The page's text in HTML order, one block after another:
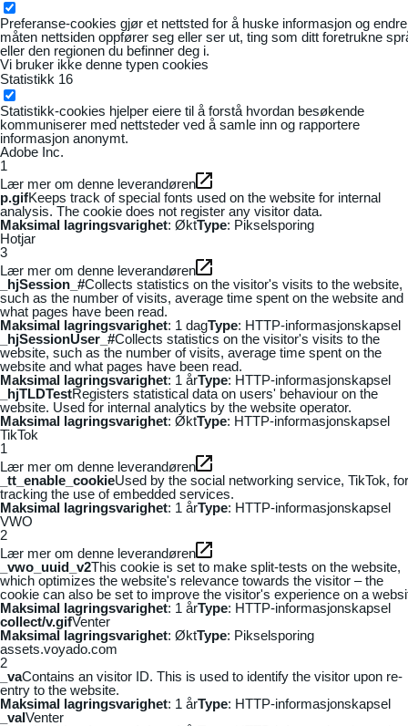
Preferanse-cookies gjør et nettsted for å huske informasjon og
måten nettsiden oppfører seg eller ser ut, ting som ditt foretrukne
eller den regionen du befinner deg i.
Vi bruker ikke denne typen cookies
Statistikk 16
Statistikk-cookies hjelper eiere til å forstå hvordan besøkende
kommuniserer med nettsteder ved å samle inn og rapportere
informasjon anonymt.
Adobe Inc.
1
Lær mer om denne leverandøren
p.gifKeeps track of special fonts used on the website for internal
analysis. The cookie does not register any visitor data.
Maksimal lagringsvarighet: ØktType: Pikselsporing
Hotjar
3
Lær mer om denne leverandøren
_hjSession_#Collects statistics on the visitor's visits to the website,
such as the number of visits, average time spent on the website and
what pages have been read.
Maksimal lagringsvarighet: 1 dagType: HTTP-informasjonskapsel
_hjSessionUser_#Collects statistics on the visitor's visits to the
website, such as the number of visits, average time spent on the
website and what pages have been read.
Maksimal lagringsvarighet: 1 årType: HTTP-informasjonskapsel
_hjTLDTestRegisters statistical data on users' behaviour on the
website. Used for internal analytics by the website operator.
Maksimal lagringsvarighet: ØktType: HTTP-informasjonskapsel
TikTok
1
Lær mer om denne leverandøren
_tt_enable_cookieUsed by the social networking service, TikTok, for
tracking the use of embedded services.
Maksimal lagringsvarighet: 1 årType: HTTP-informasjonskapsel
VWO
2
Lær mer om denne leverandøren
_vwo_uuid_v2This cookie is set to make split-tests on the website,
which optimizes the website's relevance towards the visitor – the
cookie can also be set to improve the visitor's experience on a
Maksimal lagringsvarighet: 1 årType: HTTP-informasjonskapsel
collect/v.gifVenter
Maksimal lagringsvarighet: ØktType: Pikselsporing
assets.voyado.com
2
_vaContains an visitor ID. This is used to identify the visitor upon re-
entry to the website.
Maksimal lagringsvarighet: 1 årType: HTTP-informasjonskapsel
_vaIVenter